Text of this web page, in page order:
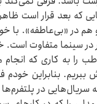
که بعد قرار است
در «بی‌عاطفه». با
در سینما متفاوت است.
را به کاری که
ببریم. بنابراین
سریال‌هایی در